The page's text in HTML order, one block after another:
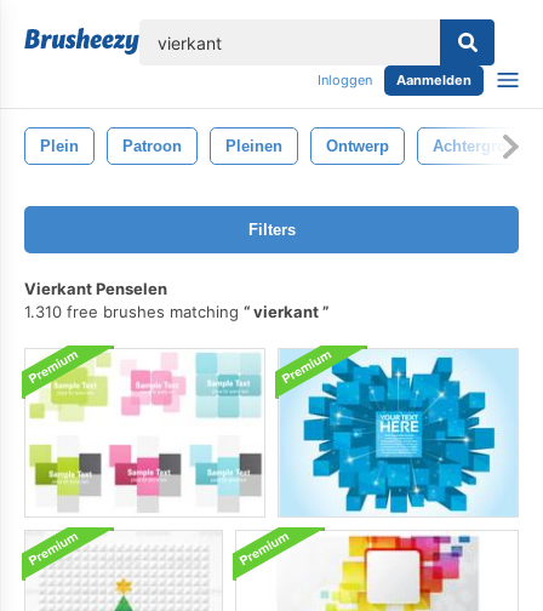
Inloggen Aanmelden
Plein Patroon Pleinen Ontwerp Achtergrond
Filters
Vierkant Penselen
1.310 free brushes matching
vierkant